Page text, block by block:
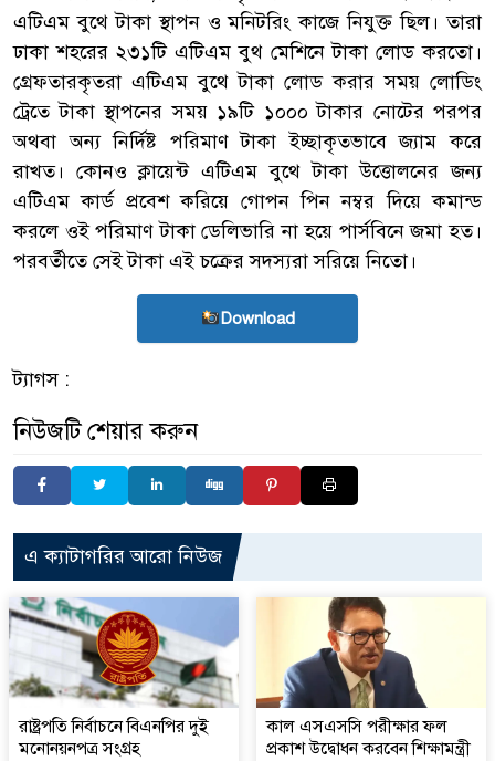
এটিএম বুথে টাকা স্থাপন ও মনিটরিং কাজে নিযুক্ত ছিল। তারা
ঢাকা শহরের ২৩১টি এটিএম বুথ মেশিনে টাকা লোড করতো।
গ্রেফতারকৃতরা এটিএম বুথে টাকা লোড করার সময় লোডিং
ট্রেতে টাকা স্থাপনের সময় ১৯টি ১০০০ টাকার নোটের পরপর
অথবা অন্য নির্দিষ্ট পরিমাণ টাকা ইচ্ছাকৃতভাবে জ্যাম করে
রাখত। কোনও ক্লায়েন্ট এটিএম বুথে টাকা উত্তোলনের জন্য
এটিএম কার্ড প্রবেশ করিয়ে গোপন পিন নম্বর দিয়ে কমান্ড
করলে ওই পরিমাণ টাকা ডেলিভারি না হয়ে পার্সবিনে জমা হত।
পরবর্তীতে সেই টাকা এই চক্রের সদস্যরা সরিয়ে নিতো।
Download
ট্যাগস :
নিউজটি শেয়ার করুন
এ ক্যাটাগরির আরো নিউজ
রাষ্ট্রপতি নির্বাচনে বিএনপির দুই
মনোনয়নপত্র সংগ্রহ
কাল এসএসসি পরীক্ষার ফল
প্রকাশ উদ্বোধন করবেন শিক্ষামন্ত্রী